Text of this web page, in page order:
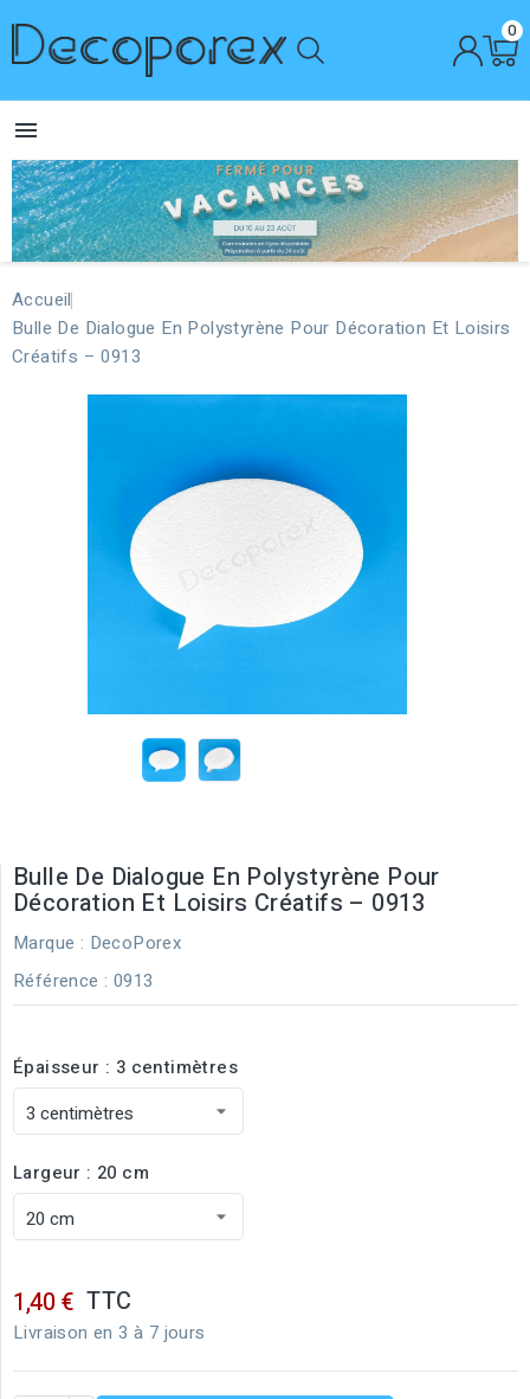
0

Accueil
Bulle De Dialogue En Polystyrène Pour Décoration Et Loisirs
Créatifs – 0913
Bulle De Dialogue En Polystyrène Pour
Décoration Et Loisirs Créatifs – 0913
Marque : DecoPorex
Référence : 0913
Épaisseur : 3 centimètres
Largeur : 20 cm
1,40 € TTC
Livraison en 3 à 7 jours